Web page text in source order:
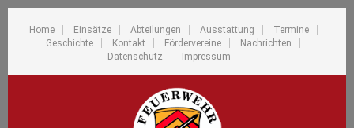
Home Einsätze Abteilungen Ausstattung
Termine
Geschichte
Kontakt Fördervereine
Nachrichten
Datenschutz
Impressum